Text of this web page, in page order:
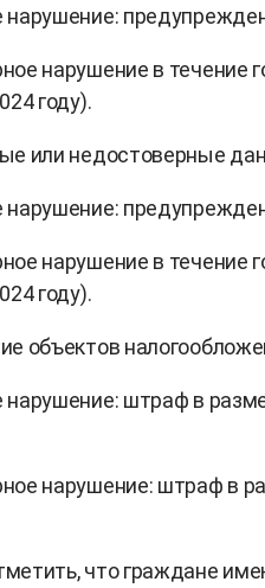
нарушение:
нарушение в течение
году).
или недостоверные
нарушение:
нарушение в течение
году).
объектов
нарушение: штраф в
нарушение: штраф в
что граждане